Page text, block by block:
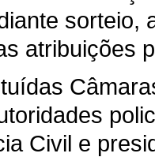
sorteio,
atribuições
Civil e